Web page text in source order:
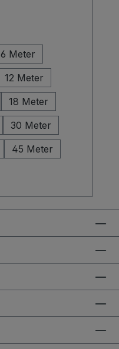
6 Meter
12 Meter
18 Meter
30 Meter
45 Meter